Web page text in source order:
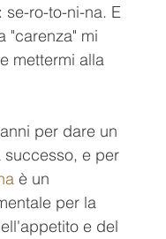
se-ro-to-ni-na. E
"carenza" mi
mettermi alla
per dare un
successo, e per
è un
per la
e del